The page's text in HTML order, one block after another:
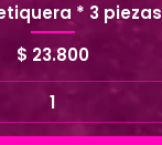
* 3 piezas
Precio
$ 23.800